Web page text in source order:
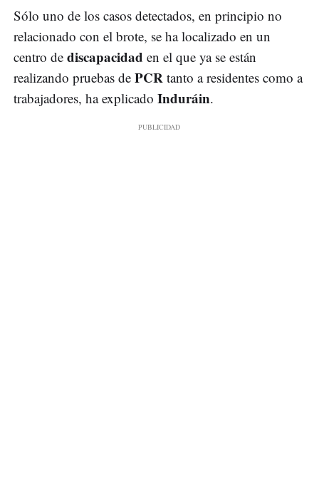
Sólo uno de los casos detectados, en principio no
relacionado con el brote, se ha localizado en un
centro de discapacidad en el que ya se están
realizando pruebas de PCR tanto a residentes como a
trabajadores, ha explicado Induráin.